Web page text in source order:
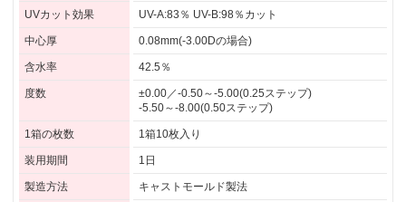
UVカット効果 UV-A:83％ UV-B:98％カット
中心厚 0.08mm(-3.00Dの場合)
含水率 42.5％
度数
±0.00／-0.50～-5.00(0.25ステップ)
-5.50～-8.00(0.50ステップ)
1箱の枚数 1箱10枚入り
装用期間 1日
製造方法 キャストモールド製法